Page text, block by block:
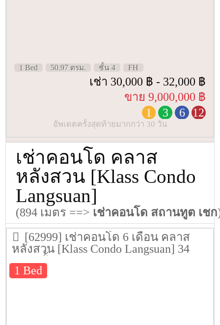
1 Bed 50.97 ตรม. ชั้น 4 FH
เช่า 30,000 ฿ - 32,000 ฿
ขาย 9,000,000 ฿
1
3 6 12
อัพเดตครั้งสุดท้ายมากกว่า 30 วัน
เช่าคอนโด คลาส
หลังสวน [Klass Condo
Langsuan]
(894 เมตร ==> เช่าคอนโด สถานทูต เชก
[62999] เช่าคอนโด 6 เดือน คลาส
หลังสวน [Klass Condo Langsuan] 34
ตรม. ชั้น 2
1 Bed